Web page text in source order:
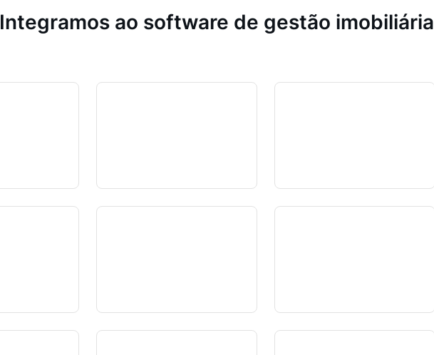
Integramos ao software de gestão imobiliária